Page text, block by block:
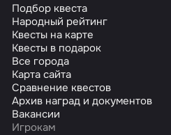
Подбор квеста
Народный рейтинг
Квесты на карте
Квесты в подарок
Все города
Карта сайта
Сравнение квестов
Архив наград и документов
Вакансии
Игрокам